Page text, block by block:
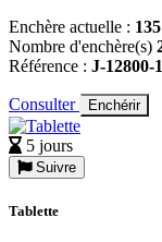
Enchère actuelle :
Nombre d'enchère(s)
Référence : J-12800-
Consulter Enchérir
5 jours
Suivre
Tablette